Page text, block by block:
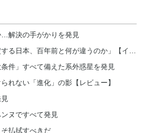
…解決の手がかりを発見
「関東大震災での朝鮮人虐殺を否定する日本、百年前と何が違うのか」【インタビュー】
件」すべて備えた系外惑星を発見
れない「進化」の影【レビュー】
ヌですべて発見
払拭すべきだ